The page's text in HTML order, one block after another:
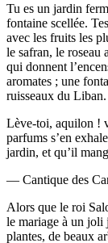
Tu es un jardin
fontaine scellée.
avec les fruits les
le safran, le roseau
qui donnent
aromates ; une
ruisseaux du Liban.
Lève-toi, aquilon !
parfums s’en
jardin, et qu’il
— Cantique des
Alors que le roi
le mariage à un joli
plantes, de beaux